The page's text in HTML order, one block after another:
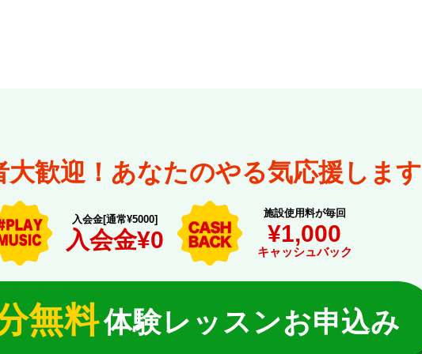
大歓迎！あなたのやる気応援します
入会金[通常¥5000]
入会金¥0
施設使用料が毎回
¥1,000
キャッシュバック
無料体験レッスンお申込み